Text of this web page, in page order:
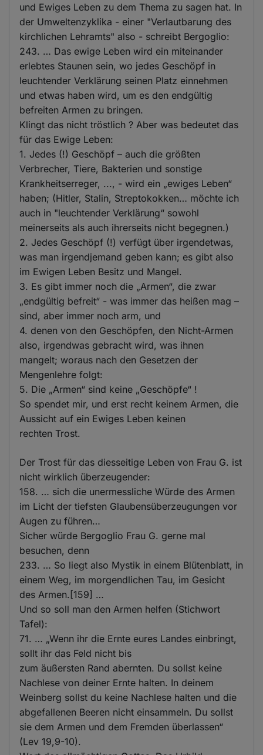
und Ewiges Leben zu dem Thema zu sagen hat. In
der Umweltenzyklika - einer "Verlautbarung des
kirchlichen Lehramts" also - schreibt Bergoglio:
243. … Das ewige Leben wird ein miteinander
erlebtes Staunen sein, wo jedes Geschöpf in
leuchtender Verklärung seinen Platz einnehmen
und etwas haben wird, um es den endgültig
befreiten Armen zu bringen.
Klingt das nicht tröstlich ? Aber was bedeutet das
für das Ewige Leben:
1. Jedes (!) Geschöpf – auch die größten
Verbrecher, Tiere, Bakterien und sonstige
Krankheitserreger, ..., - wird ein „ewiges Leben“
haben; (Hitler, Stalin, Streptokokken… möchte ich
auch in "leuchtender Verklärung“ sowohl
meinerseits als auch ihrerseits nicht begegnen.)
2. Jedes Geschöpf (!) verfügt über irgendetwas,
was man irgendjemand geben kann; es gibt also
im Ewigen Leben Besitz und Mangel.
3. Es gibt immer noch die „Armen“, die zwar
„endgültig befreit“ - was immer das heißen mag –
sind, aber immer noch arm, und
4. denen von den Geschöpfen, den Nicht-Armen
also, irgendwas gebracht wird, was ihnen
mangelt; woraus nach den Gesetzen der
Mengenlehre folgt:
5. Die „Armen“ sind keine „Geschöpfe“ !
So spendet mir, und erst recht keinem Armen, die
Aussicht auf ein Ewiges Leben keinen
rechten Trost.
Der Trost für das diesseitige Leben von Frau G. ist
nicht wirklich überzeugender:
158. … sich die unermessliche Würde des Armen
im Licht der tiefsten Glaubensüberzeugungen vor
Augen zu führen…
Sicher würde Bergoglio Frau G. gerne mal
besuchen, denn
233. … So liegt also Mystik in einem Blütenblatt, in
einem Weg, im morgendlichen Tau, im Gesicht
des Armen.[159] …
Und so soll man den Armen helfen (Stichwort
Tafel):
71. … „Wenn ihr die Ernte eures Landes einbringt,
sollt ihr das Feld nicht bis
zum äußersten Rand abernten. Du sollst keine
Nachlese von deiner Ernte halten. In deinem
Weinberg sollst du keine Nachlese halten und die
abgefallenen Beeren nicht einsammeln. Du sollst
sie dem Armen und dem Fremden überlassen“
(Lev 19,9-10).